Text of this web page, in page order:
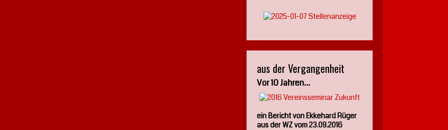
aus der Vergangenheit
Vor 10 Jahren...
ein Bericht von Ekkehard Rüger
aus der WZ vom 23.09.2016